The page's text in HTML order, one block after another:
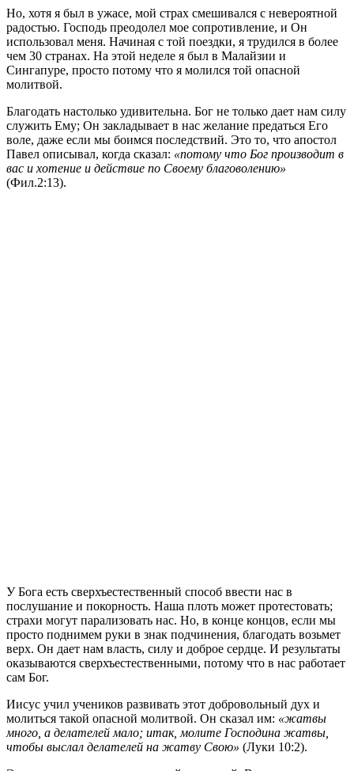
Но, хотя я был в ужасе, мой страх смешивался с невероятной
радостью. Господь преодолел мое сопротивление, и Он
использовал меня. Начиная с той поездки, я трудился в более
чем 30 странах. На этой неделе я был в Малайзии и
Сингапуре, просто потому что я молился той опасной
молитвой.
Благодать настолько удивительна. Бог не только дает нам силу
служить Ему; Он закладывает в нас желание предаться Его
воле, даже если мы боимся последствий. Это то, что апостол
Павел описывал, когда сказал: «потому что Бог производит в
вас и хотение и действие по Своему благоволению»
(Фил.2:13).
У Бога есть сверхъестественный способ ввести нас в
послушание и покорность. Наша плоть может протестовать;
страхи могут парализовать нас. Но, в конце концов, если мы
просто поднимем руки в знак подчинения, благодать возьмет
верх. Он дает нам власть, силу и доброе сердце. И результаты
оказываются сверхъестественными, потому что в нас работает
сам Бог.
Иисус учил учеников развивать этот добровольный дух и
молиться такой опасной молитвой. Он сказал им: «жатвы
много, а делателей мало; итак, молите Господина жатвы,
чтобы выслал делателей на жатву Свою» (Луки 10:2).